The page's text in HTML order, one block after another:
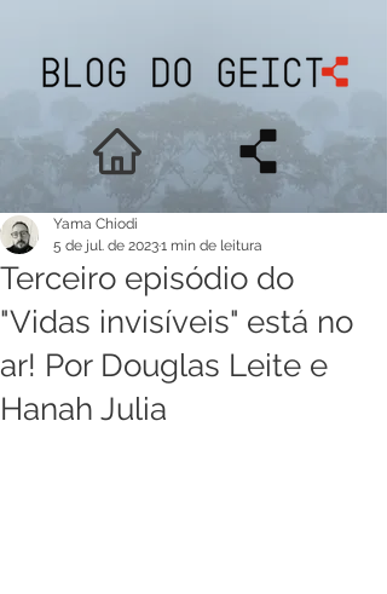
Terceiro episódio do
"Vidas invisíveis" está no
ar! Por Douglas Leite e
Hanah Julia
Yama Chiodi
5 de jul. de 20231 min de leitura